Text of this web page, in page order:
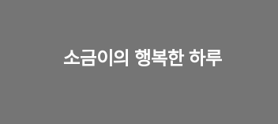
소금이의 행복한 하루